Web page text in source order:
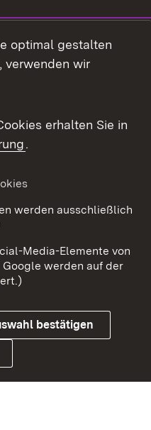
optimal gestalten
verwenden wir
erhalten Sie in
.
werden ausschließlich
Media-Elemente von
werden auf der
bestätigen